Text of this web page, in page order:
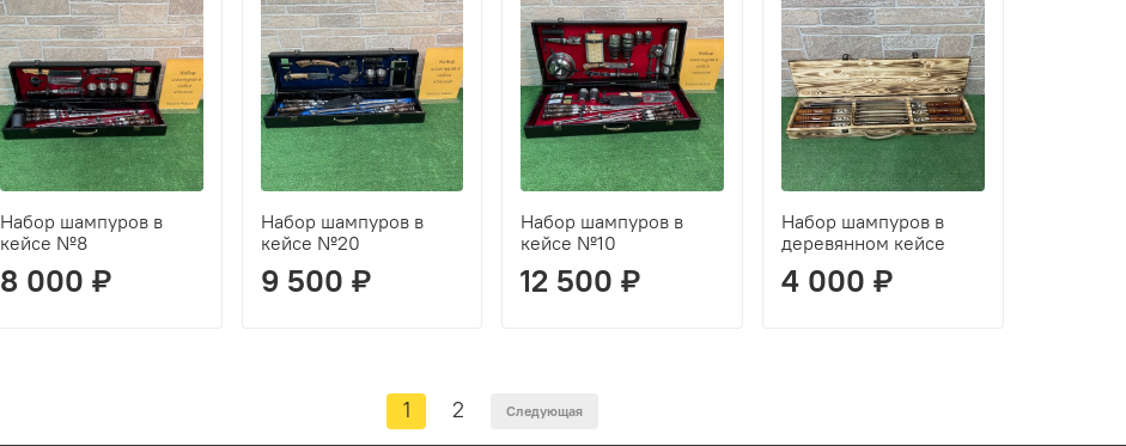
Набор шампуров в
кейсе №8
8 000 ₽
Набор шампуров в
кейсе №20
9 500 ₽
Набор шампуров в
кейсе №10
12 500 ₽
Набор шампуров в
деревянном кейсе
4 000 ₽
1 2 Следующая